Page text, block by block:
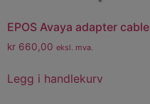
EPOS Avaya adapter cable
kr 660,00 eksl. mva.
Legg i handlekurv